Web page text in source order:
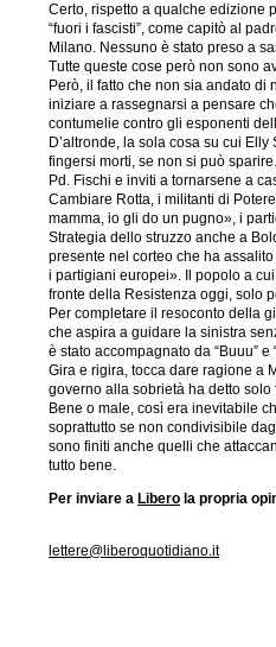
Certo, rispetto a qualche edizione
“fuori i fascisti”, come capitò al
Milano. Nessuno è stato preso a
Tutte queste cose però non sono
Però, il fatto che non sia andato
iniziare a rassegnarsi a pensare
contumelie contro gli esponenti
D’altronde, la sola cosa su cui
fingersi morti, se non si può
Pd. Fischi e inviti a tornarsene a
Cambiare Rotta, i militanti di
mamma, io gli do un pugno», i
Strategia dello struzzo anche a
presente nel corteo che ha
i partigiani europei». Il popolo a
fronte della Resistenza oggi, solo
Per completare il resoconto della
che aspira a guidare la sinistra
è stato accompagnato da “Buuu”
Gira e rigira, tocca dare ragione a
governo alla sobrietà ha detto
Bene o male, così era inevitabile
soprattutto se non condivisibile
sono finiti anche quelli che
tutto bene.
Per inviare a Libero la propria
lettere@liberoquotidiano.it